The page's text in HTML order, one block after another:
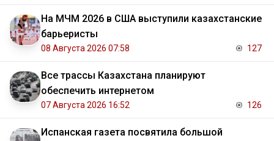
На МЧМ 2026 в США выступили казахстанские
барьеристы
08 Августа 2026 07:58 127
Все трассы Казахстана планируют
обеспечить интернетом
07 Августа 2026 16:52 126
Испанская газета посвятила большой